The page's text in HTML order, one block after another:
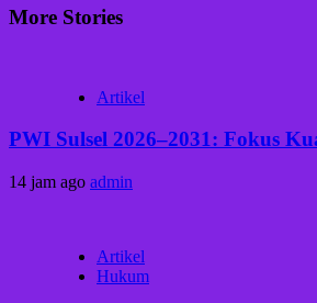
More Stories
Artikel
PWI Sulsel 2026–2031: Fokus
14 jam ago admin
Artikel
Hukum